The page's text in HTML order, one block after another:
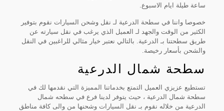
ساعة طيلة ايام الاسبوع.
خصوصا واننا في سطحة الدرعية لـ نقل وشحن السيارات نقوم بتوفير
الكثير من الوقت والجهد لـ العميل الذي يرغب في نقل سيارته عن
طريق سطحتنا بـ الدرعية. بالتالي نعتبر خيار مثالي للراغبين في النقل
والشحن بأسعار رخيصة.
سطحة شمال الدرعية
تستطيع عزيزي العميل التمتع بخدماتنا المميزة التي نقدمها لك في
سطحة شمال الدرعية ، حيث يتوفر لدينا فرع في سطحه شمال
الدرعية من خلاله نقوم بـ نقل السيارات وشحنها من والى كافة مناطق